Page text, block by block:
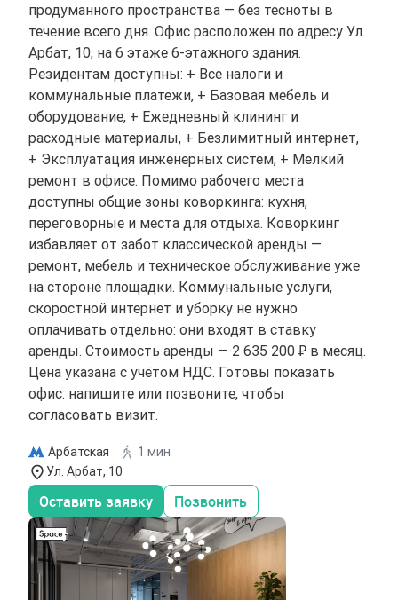
продуманного пространства — без тесноты в
течение всего дня. Офис расположен по адресу Ул.
Арбат, 10, на 6 этаже 6-этажного здания.
Резидентам доступны: + Все налоги и
коммунальные платежи, + Базовая мебель и
оборудование, + Ежедневный клининг и
расходные материалы, + Безлимитный интернет,
+ Эксплуатация инженерных систем, + Мелкий
ремонт в офисе. Помимо рабочего места
доступны общие зоны коворкинга: кухня,
переговорные и места для отдыха. Коворкинг
избавляет от забот классической аренды —
ремонт, мебель и техническое обслуживание уже
на стороне площадки. Коммунальные услуги,
скоростной интернет и уборку не нужно
оплачивать отдельно: они входят в ставку
аренды. Стоимость аренды — 2 635 200 ₽ в месяц.
Цена указана с учётом НДС. Готовы показать
офис: напишите или позвоните, чтобы
согласовать визит.
Арбатская
1 мин
Ул. Арбат, 10
Оставить заявку Позвонить